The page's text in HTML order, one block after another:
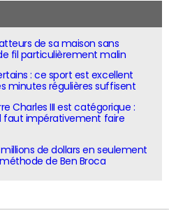
de sa maison sans
fil particulièrement malin
: ce sport est excellent
minutes régulières suffisent
Charles III est catégorique :
faut impérativement faire
de dollars en seulement
de Ben Broca